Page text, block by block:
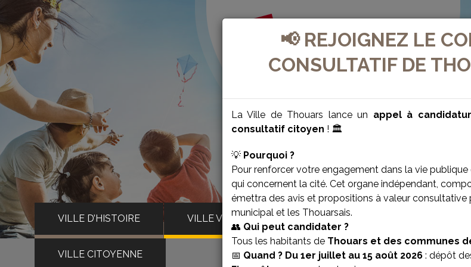
📢 REJOIGNEZ LE
CONSULTATIF DE
La Ville de Thouars lance un appel à
consultatif citoyen ! 🏛️
💡 Pourquoi ?
Pour renforcer votre engagement dans la vie
qui concernent la cité. Cet organe indépendant,
émettra des avis et propositions à valeur consultative
municipal et les Thouarsais.
👥 Qui peut candidater ?
Tous les habitants de Thouars et des communes
📅 Quand ? Du 1er juillet au 15 août 2026 : dépôt
VILLE D’HISTOIRE VILLE VIVANTE VILLE BIEN-ÊTRE
VILLE CITOYENNE